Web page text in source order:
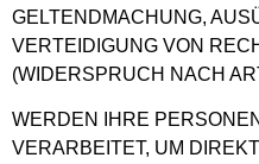
GELTENDMACHUNG,
VERTEIDIGUNG VON
(WIDERSPRUCH NACH
WERDEN IHRE
VERARBEITET, UM